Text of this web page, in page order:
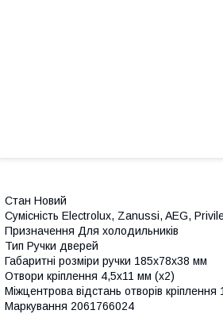
Стан Новий
Сумісність Electrolux, Zanussi, AEG,
Призначення Для холодильників
Тип Ручки дверей
Габаритні розміри ручки 185х78х38 мм
Отвори кріплення 4,5х11 мм (х2)
Міжцентрова відстань отворів кріплення
Маркування 2061766024